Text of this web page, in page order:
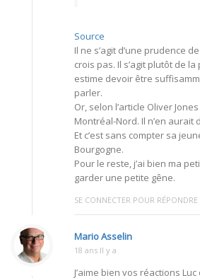
Source
Il ne s’agit d’une prudence
crois pas. Il s’agit plutôt de
estime devoir être
parler.
Or, selon l’article Oliver
Montréal-Nord. Il n’en aurait
Et c’est sans compter sa
Bourgogne.
Pour le reste, j’ai bien ma
garder une petite gêne.
SE CONNECTER POUR RÉPONDRE
Mario Asselin
18 ans Il y a
J’aime bien vos réactions